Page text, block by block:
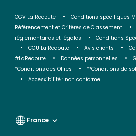
CGV La Redoute
Conditions spécifiques
Référencement et Critères de Classement
réglementaires et légales
Conditions
CGU La Redoute
Avis clients
#LaRedoute
Données personnelles
*Conditions des Offres
**Conditions de
Accessibilité : non conforme
France